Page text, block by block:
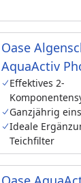
Oase
AquaActiv
Effektives 2-
Ganzjährig
Ideale
Teichfilter